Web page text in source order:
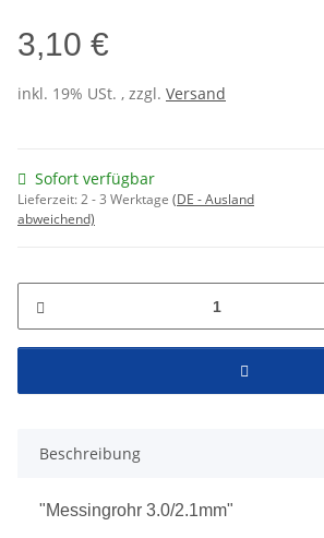
3,10 €
inkl. 19% USt. , zzgl. Versand
Sofort verfügbar
Lieferzeit:2 - 3 Werktage (DE - Ausland
abweichend)
Beschreibung
"Messingrohr 3.0/2.1mm"